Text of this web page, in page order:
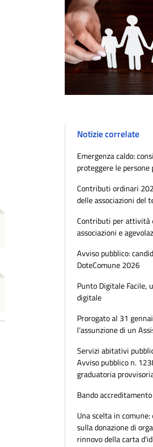
Notizie correlate
Emergenza caldo:
proteggere le
Contributi ordinari
delle associazioni del
Contributi per attività
associazioni e
Avviso pubblico:
DoteComune 2026
Punto Digitale Facile,
digitale
Prorogato al 31
l’assunzione di un
Servizi abitativi
Avviso pubblico n.
graduatoria
Bando
Una scelta in
sulla donazione di
rinnovo della carta